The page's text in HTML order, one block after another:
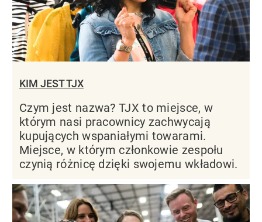
KIM JEST TJX
Czym jest nazwa? TJX to miejsce, w
którym nasi pracownicy zachwycają
kupujących wspaniałymi towarami.
Miejsce, w którym członkowie zespołu
czynią różnicę dzięki swojemu wkładowi.